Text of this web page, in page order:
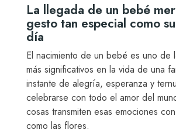
La llegada de un bebé
gesto tan especial como
día
El nacimiento de un bebé es uno de
más significativos en la vida de una
instante de alegría, esperanza y
celebrarse con todo el amor del
cosas transmiten esas emociones
como las flores.